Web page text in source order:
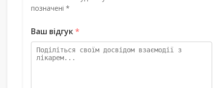
позначені *
Ваш відгук*